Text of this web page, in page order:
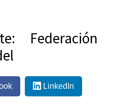
Federación
LinkedIn